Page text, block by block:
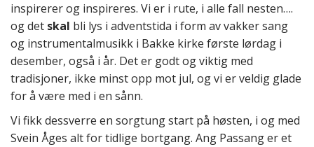
inspirerer og inspireres. Vi er i rute, i alle fall nesten….
og det skal bli lys i adventstida i form av vakker sang
og instrumentalmusikk i Bakke kirke første lørdag i
desember, også i år. Det er godt og viktig med
tradisjoner, ikke minst opp mot jul, og vi er veldig glade
for å være med i en sånn.
Vi fikk dessverre en sorgtung start på høsten, i og med
Svein Åges alt for tidlige bortgang. Ang Passang er et